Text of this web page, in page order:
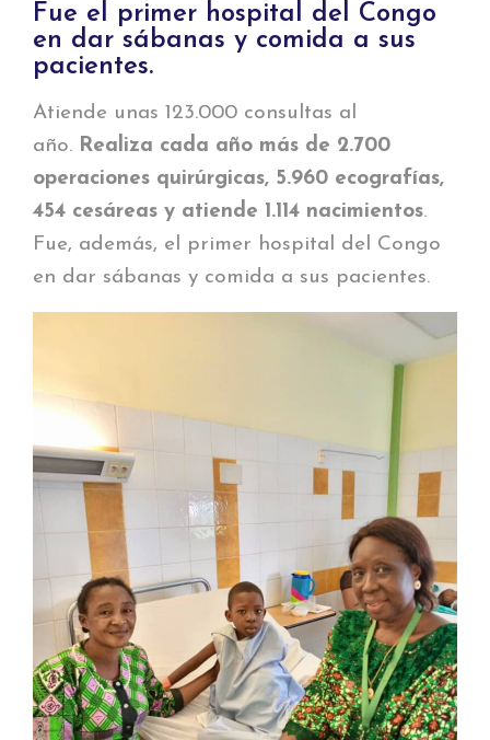
Fue el primer hospital del Congo
en dar sábanas y comida a sus
pacientes.
Atiende unas 123.000 consultas al
año. Realiza cada año más de 2.700
operaciones quirúrgicas, 5.960 ecografías,
454 cesáreas y atiende 1.114 nacimientos.
Fue, además, el primer hospital del Congo
en dar sábanas y comida a sus pacientes.